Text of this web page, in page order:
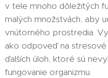
v tele mnoho dôležitých
malých množstvách, aby
vnútorného prostredia.
ako odpoveď na stresové
ďalších úloh, ktoré sú
fungovanie organizmu.